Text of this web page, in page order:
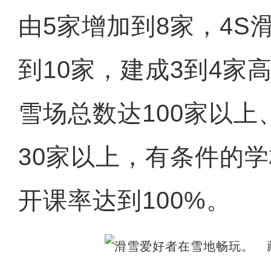
由5家增加到8家，4S
到10家，建成3到4家
雪场总数达100家以上
30家以上，有条件的
开课率达到100%。